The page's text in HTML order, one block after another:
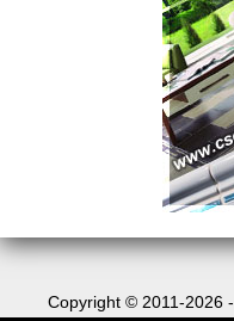
Copyright © 2011-2026 -